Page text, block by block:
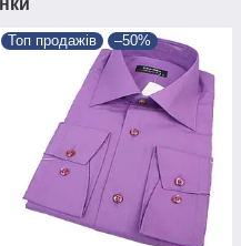
Топ продажів –50%